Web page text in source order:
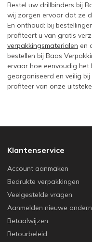
Bestel uw drillbinders bij
wij zorgen ervoor dat ze
En onthoud: bij
profiteert u van gratis
verpakkingsmaterialen en
bestellen bij Baas
ervaar hoe eenvoudig het
georganiseerd en veilig
profiteer van onze
Klantenservice
Account aanmaken
Bedrukte verpakkingen
Veelgestelde vragen
Aanmelden nieuwe
Betaalwijzen
Retourbeleid